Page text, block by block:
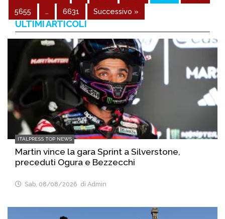
5655
… 6631 Successivo »
ULTIMI ARTICOLI
ITALPRESS TOP NEWS
Martin vince la gara Sprint a Silverstone,
preceduti Ogura e Bezzecchi
Sab, 08/08/2026 di Admin